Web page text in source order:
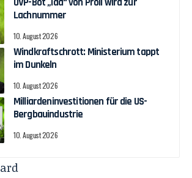
Lachnummer
10. August 2026
Windkraftschrott: Ministerium tappt
im Dunkeln
10. August 2026
Milliardeninvestitionen für die US-
Bergbauindustrie
10. August 2026